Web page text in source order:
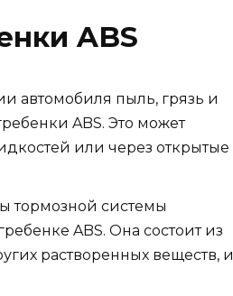
ABS
автомобиля пыль, грязь и
ABS. Это может
или через открытые
тормозной системы
ABS. Она состоит из
растворенных веществ, и